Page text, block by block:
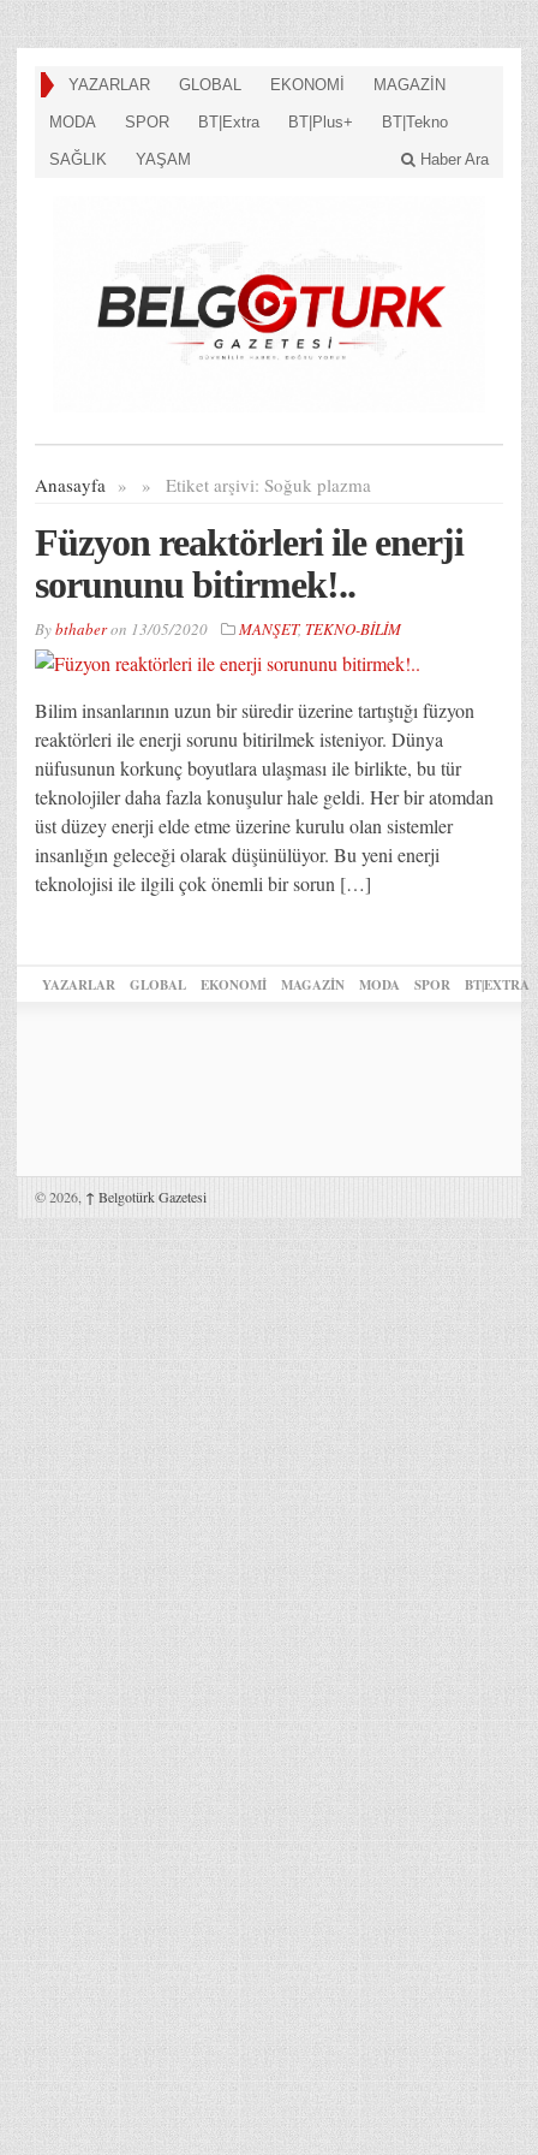
YAZARLAR GLOBAL EKONOMİ MAGAZİN
MODA SPOR BT|Extra BT|Plus+ BT|Tekno
SAĞLIK YAŞAM Haber Ara
Anasayfa » Etiket arşivi:
» Soğuk plazma
Füzyon reaktörleri ile enerji
sorununu bitirmek!..
Bybthaberon 13/05/2020 MANŞET, TEKNO-BİLİM
Bilim insanlarının uzun bir süredir üzerine tartıştığı füzyon
reaktörleri ile enerji sorunu bitirilmek isteniyor. Dünya
nüfusunun korkunç boyutlara ulaşması ile birlikte, bu tür
teknolojiler daha fazla konuşulur hale geldi. Her bir atomdan
üst düzey enerji elde etme üzerine kurulu olan sistemler
insanlığın geleceği olarak düşünülüyor. Bu yeni enerji
teknolojisi ile ilgili çok önemli bir sorun […]
YAZARLAR GLOBAL EKONOMİ MAGAZİN MODA SPOR BT|EXTRA
© 2026, ↑ Belgotürk Gazetesi